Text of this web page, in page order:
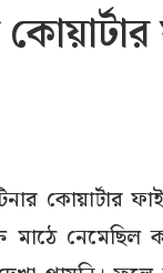
কোয়ার্টার
মাঠে নেমেছিল